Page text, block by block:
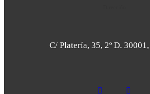
C/ Platería, 35, 2º D.